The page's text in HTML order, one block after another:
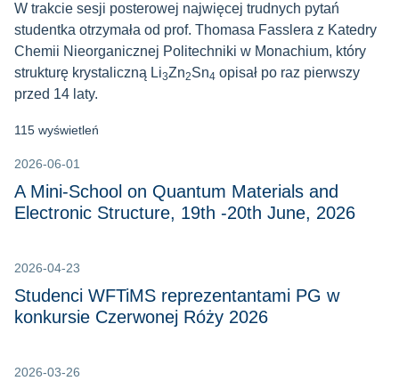
W trakcie sesji posterowej najwięcej trudnych pytań
studentka otrzymała od prof. Thomasa Fasslera z Katedry
Chemii Nieorganicznej Politechniki w Monachium, który
strukturę krystaliczną Li3Zn2Sn4 opisał po raz pierwszy
przed 14 laty.
115 wyświetleń
2026-06-01
A Mini-School on Quantum Materials and
Electronic Structure, 19th -20th June, 2026
2026-04-23
Studenci WFTiMS reprezentantami PG w
konkursie Czerwonej Róży 2026
2026-03-26